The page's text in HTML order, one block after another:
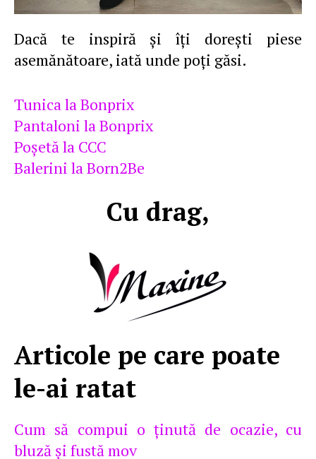
Dacă te inspiră şi îţi doreşti piese
asemănătoare, iată unde poţi găsi.
Tunica la Bonprix
Pantaloni la Bonprix
Poşetă la CCC
Balerini la Born2Be
Cu drag,
Articole pe care poate
le-ai ratat
Cum să compui o ţinută de ocazie, cu
bluză şi fustă mov